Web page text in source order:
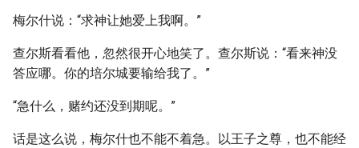
梅尔什说：“求神让她爱上我啊。”
查尔斯看看他，忽然很开心地笑了。查尔斯说：“看来神没
答应哪。你的培尔城要输给我了。”
“急什么，赌约还没到期呢。”
话是这么说，梅尔什也不能不着急。以王子之尊，也不能经